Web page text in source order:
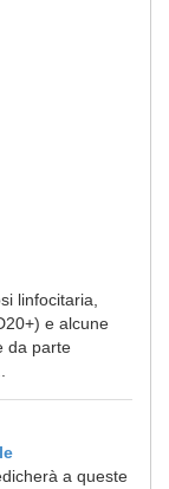
linfocitaria,
e alcune
da parte
a queste